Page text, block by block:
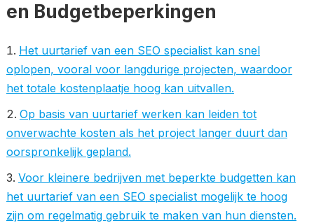
en Budgetbeperkingen
Het uurtarief van een SEO specialist kan snel
oplopen, vooral voor langdurige projecten, waardoor
het totale kostenplaatje hoog kan uitvallen.
Op basis van uurtarief werken kan leiden tot
onverwachte kosten als het project langer duurt dan
oorspronkelijk gepland.
Voor kleinere bedrijven met beperkte budgetten kan
het uurtarief van een SEO specialist mogelijk te hoog
zijn om regelmatig gebruik te maken van hun diensten.